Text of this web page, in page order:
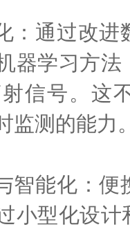
通过改进
器学习方
信号。这
监测的能力
能化：便
小型化设